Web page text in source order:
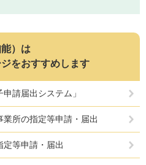
）は
をおすすめします
請届出システム」
所の指定等申請・届出
定等申請・届出